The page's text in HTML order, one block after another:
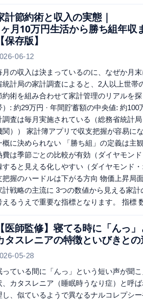
計節約術と収入の実態｜
月10万円生活から勝ち組年
【保存版】
06-12
月の収入は決まっているのに、なぜか月
統計局の家計調査によると、2人以上世
約術を組み合わせて家計管理のリアルを
）: 約29万円 · 年間貯蓄額の中央値: 約
調査は毎月実施されている（総務省統計
関）） 家計簿アプリで収支把握が容易に
概に決められない 「勝ち組」の定義は主
費は季節ごとの比較が有効（ダイヤモン
すると見える化しやすい（ダイヤモンド
把握のハードルは下がる方向 物価上昇局
計戦略の主流に 3つの数値から見える家
えるうえで重要な指標となります。 指標
【医師監修】寝てる時に「んっ
タスレニアの特徴といびきと
05-28
っている間に「んっ」という短い声が聞
、カタスレニア（睡眠時うなり症）と呼
し、似ているようで異なるナルコレプシ